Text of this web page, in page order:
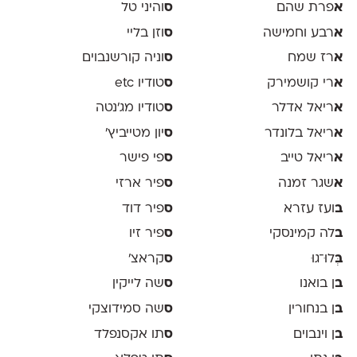
אפרת שהם
ארבע וחמישה
ארז שמח
ארי קושמירק
אריאל אדלר
אריאל בלונדר
אריאל טייב
אשגר זמנה
בועז עזרא
בלה קמינסקי
בְּלוּ־גוּ
בן בואנו
בן בנחורין
בן וינבוים
ס והיני טל
סוזן בליי
ס וניה קורשנבוים
סטודיו etc
סטודיו מג'נטה
סיון מטייביץ׳
ספי פישר
ספיר ארזי
ספיר דוד
ספיר זיו
סקראצ׳
סשה לייקין
סשה סמידוצקי
סתו אקסנפלד